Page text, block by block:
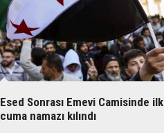
Esed Sonrası Emevi Camisinde ilk
cuma namazı kılındı